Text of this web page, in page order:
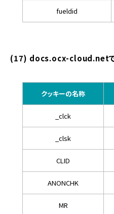
fueldid
(17) docs.ocx-cloud.netで
クッキーの名称
_clck
_clsk
CLID
ANONCHK
MR